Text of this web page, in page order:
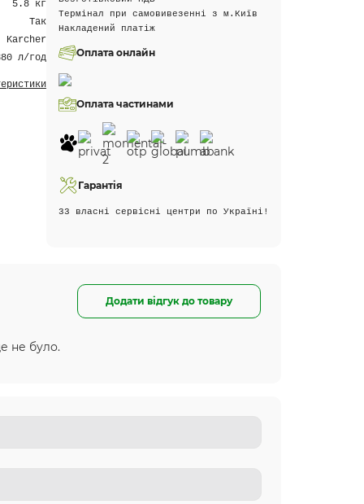
5.8 кг
Так
Karcher
л/год
Термінал при самовивезенні з м.Київ
Накладений платіж
Оплата онлайн
Оплата частинами
Гарантія
33 власні сервісні центри по Україні!
Додати відгук до товару
не було.